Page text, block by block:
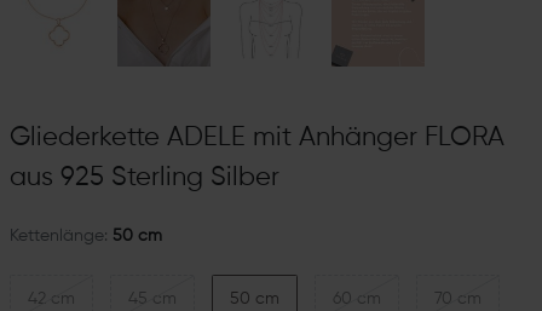
Gliederkette ADELE mit Anhänger FLORA
aus 925 Sterling Silber
Kettenlänge: 50 cm
42 cm 45 cm 50 cm 60 cm 70 cm